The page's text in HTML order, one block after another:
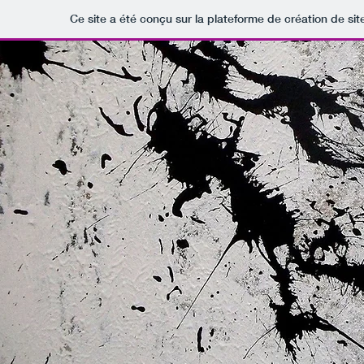
Ce site a été conçu sur la plateforme de création de